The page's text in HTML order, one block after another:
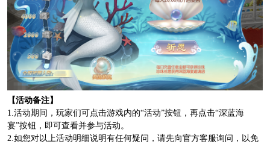
【活动备注】
1.活动期间，玩家们可点击游戏内的“活动”按钮，再点击“深蓝海
宴”按钮，即可查看并参与活动。
2.如您对以上活动明细说明有任何疑问，请先向官方客服询问，以免